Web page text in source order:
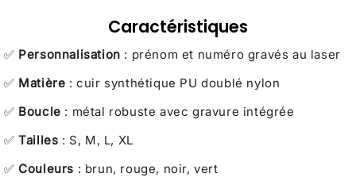
Caractéristiques
✅ Personnalisation : prénom et numéro gravés au laser
✅ Matière : cuir synthétique PU doublé nylon
✅ Boucle : métal robuste avec gravure intégrée
✅Tailles : S, M, L, XL
✅ Couleurs : brun, rouge, noir, vert